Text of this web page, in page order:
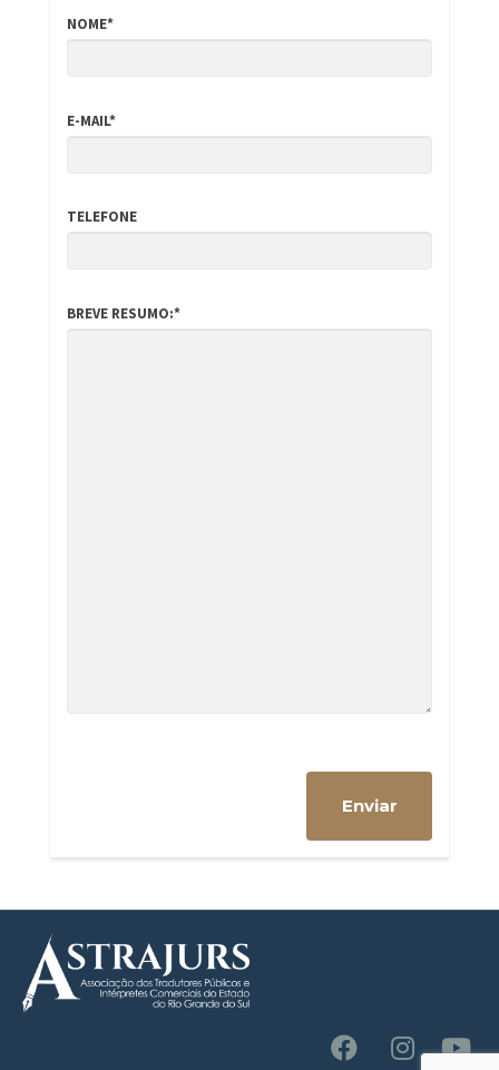
NOME*
E-MAIL*
TELEFONE
BREVE RESUMO:*